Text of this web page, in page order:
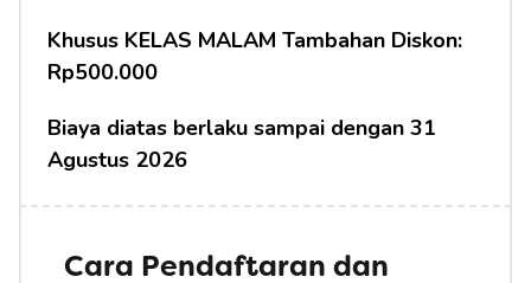
Khusus KELAS MALAM Tambahan Diskon:
Rp500.000
Biaya diatas berlaku sampai dengan 31
Agustus 2026
Cara Pendaftaran dan